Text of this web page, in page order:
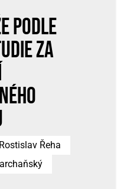
podle
za
Rostislav Řeha